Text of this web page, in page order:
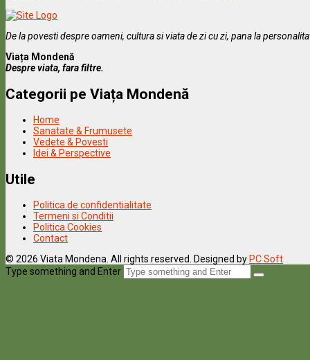
De la povesti despre oameni, cultura si viata de zi cu zi, pana la
Viața Mondenă
Despre viata, fara filtre.
Categorii pe Viața Mondenă
Home
Sanatate & Frumusete
Vedete & Povesti
Idei & Perspective
Utile
Politica de confidentialitate
Termeni si Conditii
Politica Cookies
Contact
© 2026 Viata Mondena. All rights reserved. Designed by PC Soft
Type something and Enter